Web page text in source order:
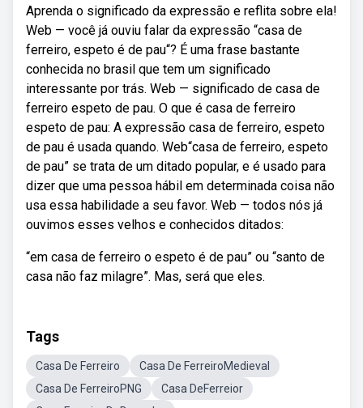
Aprenda o significado da expressão e reflita sobre ela!
Web — você já ouviu falar da expressão “casa de
ferreiro, espeto é de pau“? É uma frase bastante
conhecida no brasil que tem um significado
interessante por trás. Web — significado de casa de
ferreiro espeto de pau. O que é casa de ferreiro
espeto de pau: A expressão casa de ferreiro, espeto
de pau é usada quando. Web“casa de ferreiro, espeto
de pau” se trata de um ditado popular, e é usado para
dizer que uma pessoa hábil em determinada coisa não
usa essa habilidade a seu favor. Web — todos nós já
ouvimos esses velhos e conhecidos ditados:
“em casa de ferreiro o espeto é de pau” ou “santo de
casa não faz milagre”. Mas, será que eles.
Tags
Casa De Ferreiro
Casa De FerreiroMedieval
Casa De FerreiroPNG
Casa DeFerreior